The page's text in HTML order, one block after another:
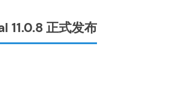
11.0.8 正式发布